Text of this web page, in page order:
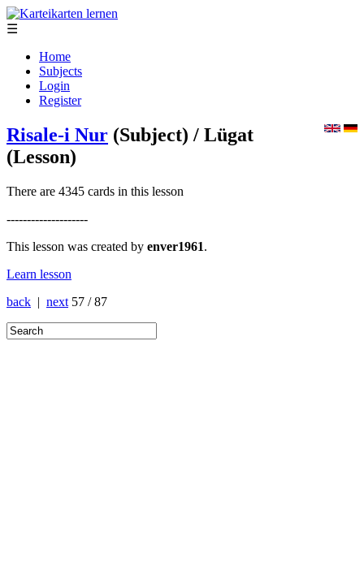
☰
Home
Subjects
Login
Register
Risale-i Nur (Subject) / Lügat
(Lesson)
There are 4345 cards in this lesson
--------------------
This lesson was created by enver1961.
Learn lesson
back | next 57 / 87